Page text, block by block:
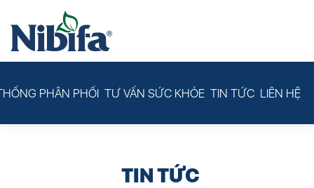
PHÂN PHỐI TƯ VẤN SỨC KHỎE TIN TỨC LIÊN HỆ
TIN TỨC